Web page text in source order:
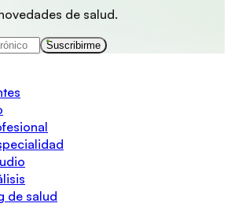
de salud.
Suscribirme
de salud